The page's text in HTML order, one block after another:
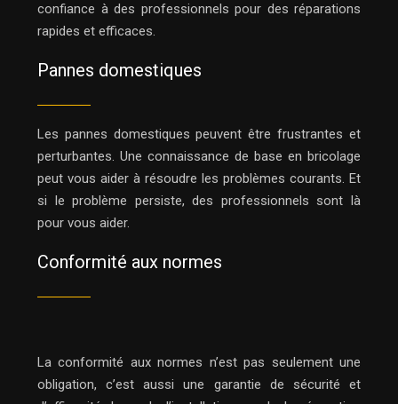
confiance à des professionnels pour des réparations
rapides et efficaces.
Pannes domestiques
Les pannes domestiques peuvent être frustrantes et
perturbantes. Une connaissance de base en bricolage
peut vous aider à résoudre les problèmes courants. Et
si le problème persiste, des professionnels sont là
pour vous aider.
Conformité aux normes
La conformité aux normes n’est pas seulement une
obligation, c’est aussi une garantie de sécurité et